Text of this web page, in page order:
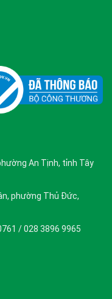
An Tịnh, tỉnh Tây
phường Thủ Đức,
/ 028 3896 9965